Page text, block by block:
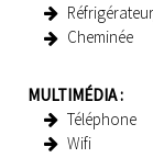
Cheminée
MULTIMÉDIA:
Téléphone
Wifi